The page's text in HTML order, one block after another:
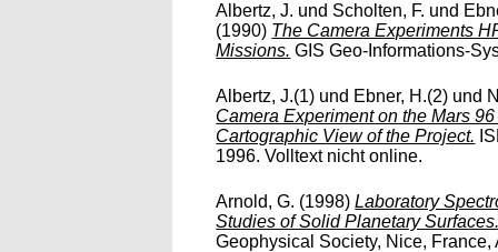
Albertz, J. und Scholten, F. und
(1990) The Camera Experiments
Missions. GIS Geo-Informations-
Albertz, J.(1) und Ebner, H.(2) und
Camera Experiment on the Mars
Cartographic View of the Project.
1996. Volltext nicht online.
Arnold, G. (1998)Laboratory
Studies of Solid Planetary
Geophysical Society, Nice,